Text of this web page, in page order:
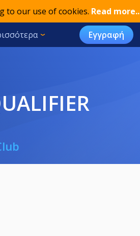
to our use of cookies. Read more..
Εγγραφή